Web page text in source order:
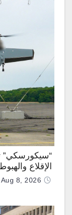
“سيكورسكي”
الإقلاع والهبوط
Aug 8, 2026